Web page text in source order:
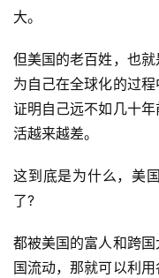
大。
但美国的老百姓，也
为自己在全球化的过
证明自己远不如几十
活越来越差。
这到底是为什么，美
了?
都被美国的富人和跨
国流动，那就可以利